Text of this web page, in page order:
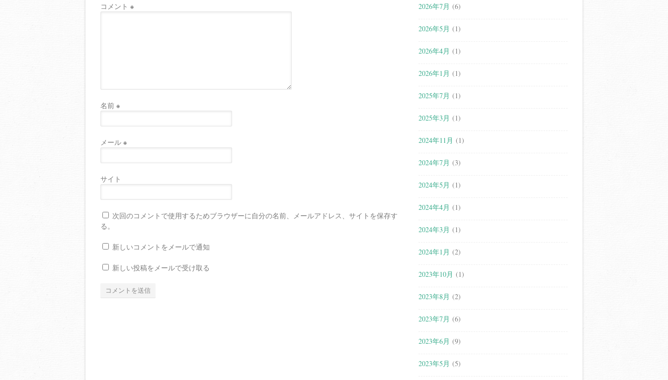
コメント ※
名前 ※
メール ※
サイト
次回のコメントで使用するためブラウザーに自分の名前、メールアドレス、サイトを保存す
る。
新しいコメントをメールで通知
新しい投稿をメールで受け取る
2026年7月 (6)
2026年5月 (1)
2026年4月 (1)
2026年1月 (1)
2025年7月 (1)
2025年3月 (1)
2024年11月 (1)
2024年7月 (3)
2024年5月 (1)
2024年4月 (1)
2024年3月 (1)
2024年1月 (2)
2023年10月 (1)
2023年8月 (2)
2023年7月 (6)
2023年6月 (9)
2023年5月 (5)